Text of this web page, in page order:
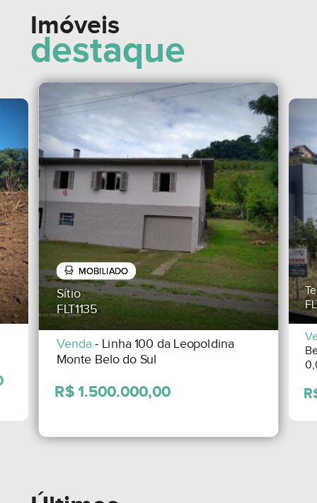
Imóveis
destaque
MOBILIADO
Sítio
FLT1135
- Linha 100 da Leopoldina
Monte Belo do Sul
Terreno
FLT1134
-
Bento
0,00m²